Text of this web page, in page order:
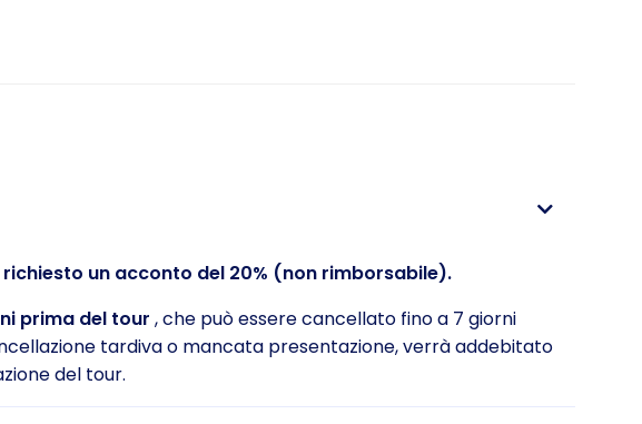
un acconto del 20% (non rimborsabile).
prima del tour , che può essere cancellato fino a 7 giorni
tardiva o mancata presentazione, verrà addebitato
del tour.